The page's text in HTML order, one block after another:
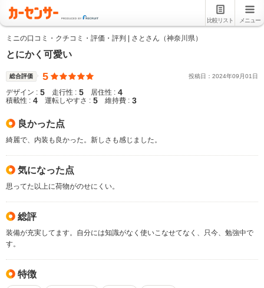
比較リスト メニュー
ミニの口コミ・クチコミ・評価・評判 | さとさん（神奈川県）
とにかく可愛い
総合評価 5 投稿日： 2024年09 月01 日
デザイン : 5 走行性 : 5 居住性 : 4
積載性 : 4 運転しやすさ : 5 維持費 : 3
良かった点
綺麗で、内装も良かった。新しさも感じました。
気になった点
思ってた以上に荷物がのせにくい。
総評
装備が充実してます。自分には知識がなく使いこなせてなく、只今、勉強中で
す。
特徴